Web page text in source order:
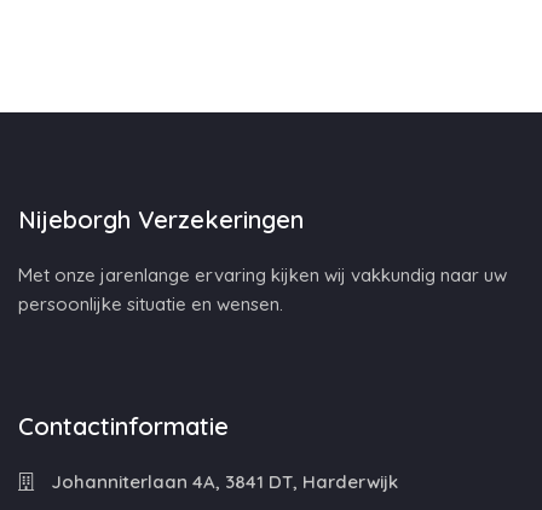
Nijeborgh Verzekeringen
Met onze jarenlange ervaring kijken wij vakkundig naar uw
persoonlijke situatie en wensen.
Contactinformatie
Johanniterlaan 4A, 3841 DT, Harderwijk